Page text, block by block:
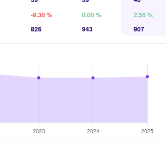
-9.30 % 0.00 %
2.56 %
826 943 907